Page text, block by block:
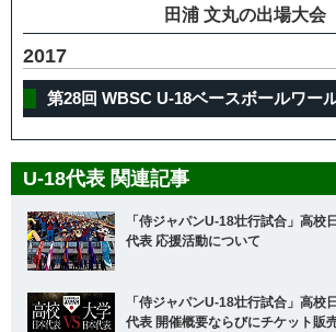
田浦 文丸の出場大会
2017
第28回 WBSC U-18ベースボールワー
U-18代表 関連記事
「侍ジャパンU-18壮行試合」高校
代表 応援活動について
「侍ジャパンU-18壮行試合」高校
代表 開催概要ならびにチケット販